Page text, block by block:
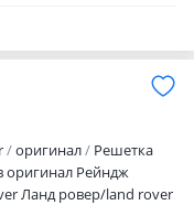
оригинал
Решетка
оригинал Рейндж
Ланд ровер/land rover